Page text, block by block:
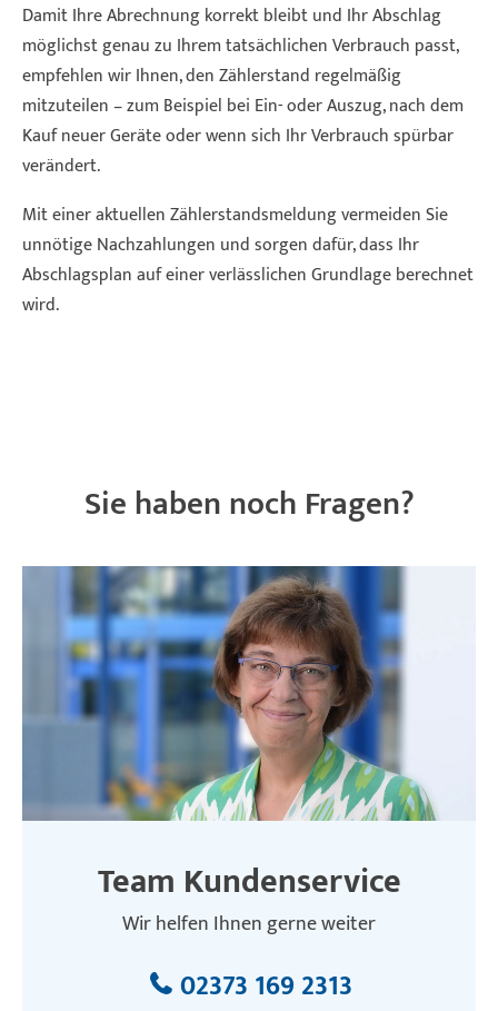
Damit Ihre Abrechnung korrekt bleibt und Ihr Abschlag
möglichst genau zu Ihrem tatsächlichen Verbrauch passt,
empfehlen wir Ihnen, den Zählerstand regelmäßig
mitzuteilen – zum Beispiel bei Ein- oder Auszug, nach dem
Kauf neuer Geräte oder wenn sich Ihr Verbrauch spürbar
verändert.
Mit einer aktuellen Zählerstandsmeldung vermeiden Sie
unnötige Nachzahlungen und sorgen dafür, dass Ihr
Abschlagsplan auf einer verlässlichen Grundlage berechnet
wird.
Sie haben noch Fragen?
Team Kundenservice
Wir helfen Ihnen gerne weiter
02373 169 2313